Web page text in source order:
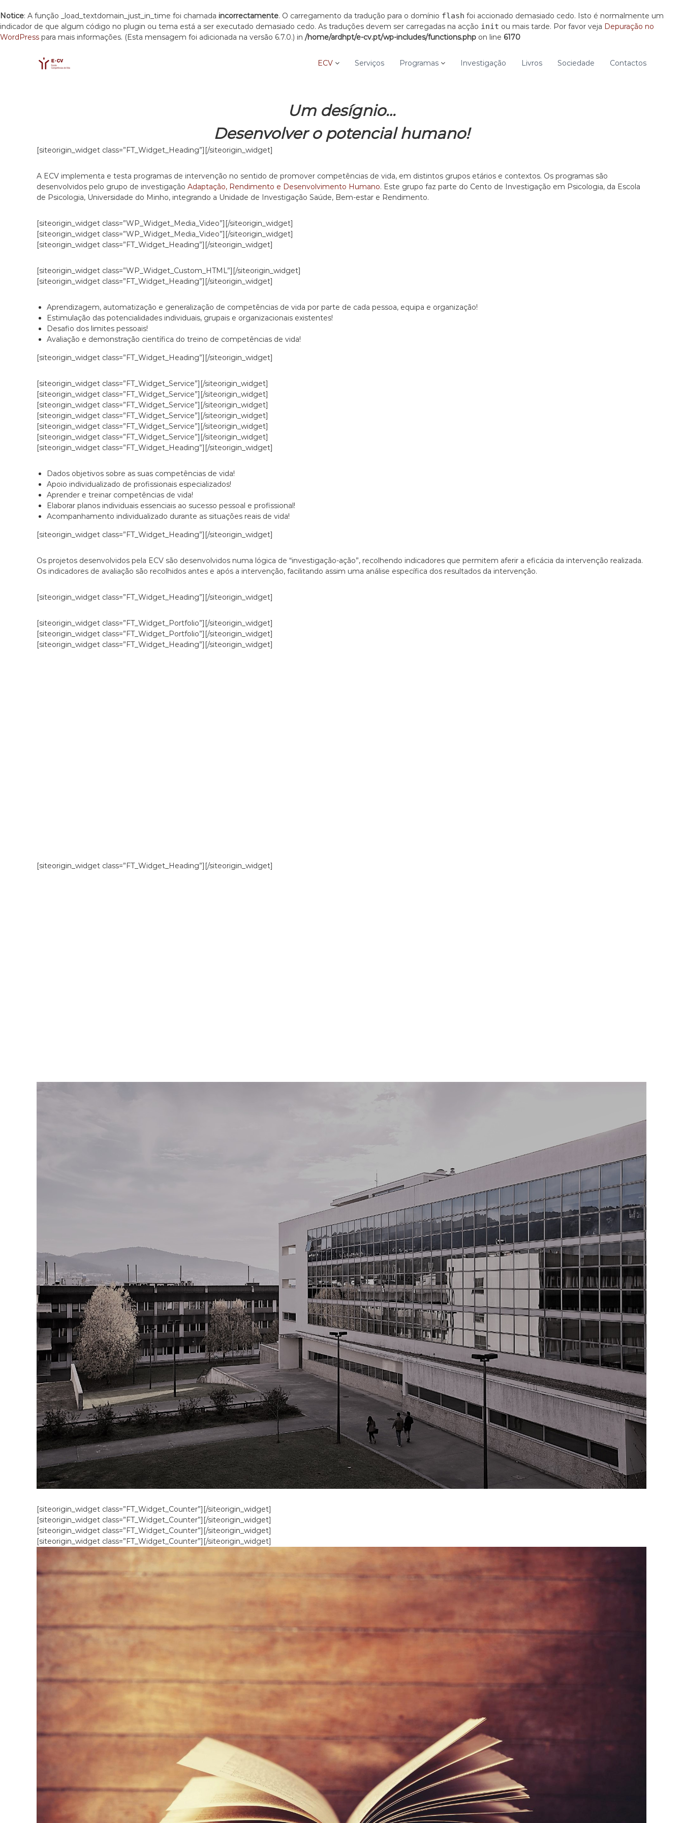
Notice: A função _load_textdomain_just_in_time foi chamada incorrectamente. O carregamento da tradução para o domínio flash foi accionado demasiado cedo. Isto é normalmente um
indicador de que algum código no plugin ou tema está a ser executado demasiado cedo. As traduções devem ser carregadas na acção init ou mais tarde. Por favor veja Depuração no
WordPress para mais informações. (Esta mensagem foi adicionada na versão 6.7.0.) in /home/ardhpt/e-cv.pt/wp-includes/functions.php on line 6170
e
ê
n
c
a
s
V
a
ECV Serviços Programas Investigação Livros Sociedade Contactos
Um desígnio…
Desenvolver o potencial humano!
[siteorigin_widget class=”FT_Widget_Heading”] [/siteorigin_widget]
A ECV implementa e testa programas de intervenção no sentido de promover competências de vida, em distintos grupos etários e contextos. Os programas são
desenvolvidos pelo grupo de investigação Adaptação, Rendimento e Desenvolvimento Humano. Este grupo faz parte do Cento de Investigação em Psicologia, da Escola
de Psicologia, Universidade do Minho, integrando a Unidade de Investigação Saúde, Bem-estar e Rendimento.
[siteorigin_widget class=”WP_Widget_Media_Video”] [/siteorigin_widget]
[siteorigin_widget class=”WP_Widget_Media_Video”] [/siteorigin_widget]
[siteorigin_widget class=”FT_Widget_Heading”] [/siteorigin_widget]
[siteorigin_widget class=”WP_Widget_Custom_HTML”] [/siteorigin_widget]
[siteorigin_widget class=”FT_Widget_Heading”] [/siteorigin_widget]
Aprendizagem, automatização e generalização de competências de vida por parte de cada pessoa, equipa e organização!
Estimulação das potencialidades individuais, grupais e organizacionais existentes!
Desafio dos limites pessoais!
Avaliação e demonstração científica do treino de competências de vida!
[siteorigin_widget class=”FT_Widget_Heading”] [/siteorigin_widget]
[siteorigin_widget class=”FT_Widget_Service”] [/siteorigin_widget]
[siteorigin_widget class=”FT_Widget_Service”] [/siteorigin_widget]
[siteorigin_widget class=”FT_Widget_Service”] [/siteorigin_widget]
[siteorigin_widget class=”FT_Widget_Service”] [/siteorigin_widget]
[siteorigin_widget class=”FT_Widget_Service”] [/siteorigin_widget]
[siteorigin_widget class=”FT_Widget_Service”] [/siteorigin_widget]
[siteorigin_widget class=”FT_Widget_Heading”] [/siteorigin_widget]
Dados objetivos sobre as suas competências de vida!
Apoio individualizado de profissionais especializados!
Aprender e treinar competências de vida!
Elaborar planos individuais essenciais ao sucesso pessoal e profissional!
Acompanhamento individualizado durante as situações reais de vida!
[siteorigin_widget class=”FT_Widget_Heading”] [/siteorigin_widget]
Os projetos desenvolvidos pela ECV são desenvolvidos numa lógica de “investigação-ação”, recolhendo indicadores que permitem aferir a eficácia da intervenção realizada.
Os indicadores de avaliação são recolhidos antes e após a intervenção, facilitando assim uma análise específica dos resultados da intervenção.
[siteorigin_widget class=”FT_Widget_Heading”] [/siteorigin_widget]
[siteorigin_widget class=”FT_Widget_Portfolio”] [/siteorigin_widget]
[siteorigin_widget class=”FT_Widget_Portfolio”] [/siteorigin_widget]
[siteorigin_widget class=”FT_Widget_Heading”] [/siteorigin_widget]
[siteorigin_widget class=”FT_Widget_Heading”] [/siteorigin_widget]
[siteorigin_widget class=”FT_Widget_Counter”] [/siteorigin_widget]
[siteorigin_widget class=”FT_Widget_Counter”] [/siteorigin_widget]
[siteorigin_widget class=”FT_Widget_Counter”] [/siteorigin_widget]
[siteorigin_widget class=”FT_Widget_Counter”] [/siteorigin_widget]